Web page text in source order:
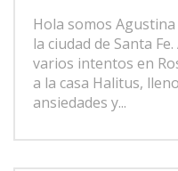
Hola somos
la ciudad de Santa
varios intentos en
a la casa Halitus,
ansiedades y...